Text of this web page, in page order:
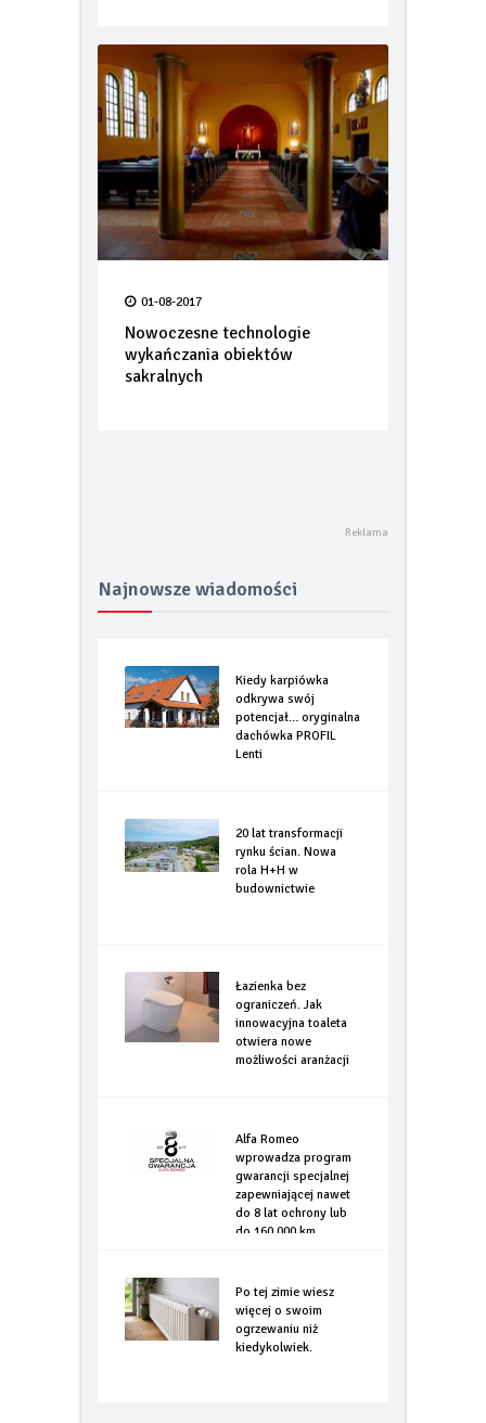
Nowoczesne technologie
wykańczania obiektów
Najnowsze wiadomości
Kiedy karpiówka
odkrywa swój
potencjał… oryginalna
dachówka PROFIL
20 lat transformacji
rynku ścian. Nowa
rola H+H w
Łazienka bez
ograniczeń. Jak
innowacyjna toaleta
otwiera nowe
Alfa Romeo
wprowadza program
gwarancji specjalnej
zapewniającej nawet
do 8 lat ochrony lub
Po tej zimie wiesz
więcej o swoim
ogrzewaniu niż